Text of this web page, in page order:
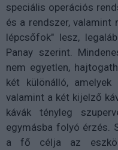
speciális operációs
és a rendszer, valamint
lépcsőfok" lesz,
Panay szerint.
nem egyetlen,
két különálló,
valamint a két kijelző
kávák tényleg
egymásba folyó érzés.
a fő célja az